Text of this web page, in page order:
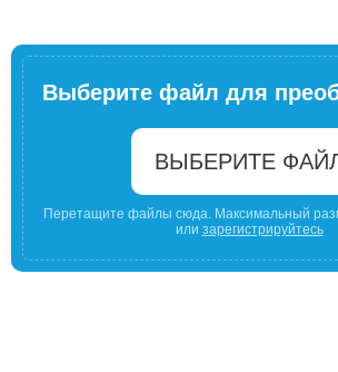
Выберите файл для
ВЫБЕРИТЕ
Перетащите файлы сюда. Максимальный
или зарегистрируйтесь